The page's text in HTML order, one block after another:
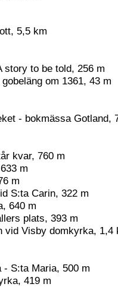
5,5 km
story to be told, 256 m
om 1361, 43 m
- bokmässa Gotland,
kvar, 760 m
m
m
S:ta Carin, 322 m
640 m
plats, 393 m
vid Visby domkyrka, 1,4
S:ta Maria, 500 m
419 m